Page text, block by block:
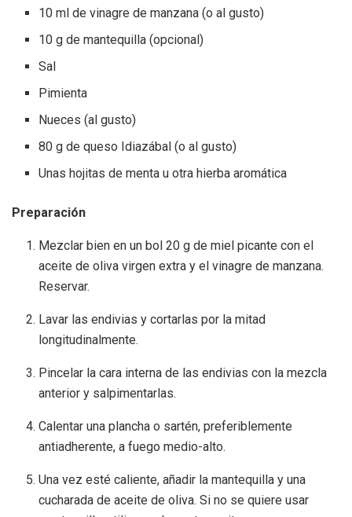
10 ml de vinagre de manzana (o al gusto)
10 g de mantequilla (opcional)
Sal
Pimienta
Nueces (al gusto)
80 g de queso Idiazábal (o al gusto)
Unas hojitas de menta u otra hierba aromática
Preparación
Mezclar bien en un bol 20 g de miel picante con el
aceite de oliva virgen extra y el vinagre de manzana.
Reservar.
Lavar las endivias y cortarlas por la mitad
longitudinalmente.
Pincelar la cara interna de las endivias con la mezcla
anterior y salpimentarlas.
Calentar una plancha o sartén, preferiblemente
antiadherente, a fuego medio-alto.
Una vez esté caliente, añadir la mantequilla y una
cucharada de aceite de oliva. Si no se quiere usar